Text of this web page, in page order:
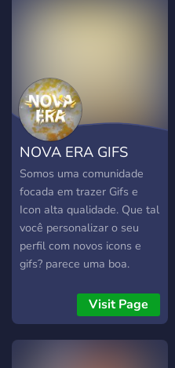
de jogo. Desde os mais
que Oferecemos: Canais de
Voz: para te juntares ao
pessoal em partidas épicas
ou para aquelas conversas
descontraídas enquanto
jogas. Canais de Discussão:
além dos jogos, podes
discutir sobre hardware,
consolas, dicas e tudo que
envolve o universo gamer.
Comunidade Amigável: a
diversa, respeitosa e
sempre disposta a ajudar
NOVA ERA GIFS
Somos uma comunidade
focada em trazer Gifs e
Icon alta qualidade. Que tal
você personalizar o seu
perfil com novos icons e
gifs? parece uma boa.
Visit Page